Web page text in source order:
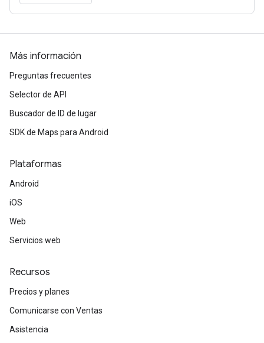
Más información
Preguntas frecuentes
Selector de API
Buscador de ID de lugar
SDK de Maps para Android
Plataformas
Android
iOS
Web
Servicios web
Recursos
Precios y planes
Comunicarse con Ventas
Asistencia